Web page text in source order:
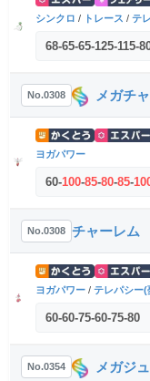
シンクロ / トレース / テ
68-65-65-125-115-
No.0308 メガチ
ヨガパワー
60-100-85-80-85-
No.0308 チャーレム
ヨガパワー / テレパシー(
60-60-75-60-75-80
No.0354 メガジ